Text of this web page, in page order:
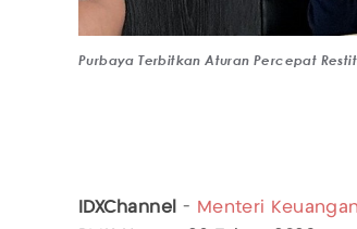
Purbaya Terbitkan Aturan Percepat
IDXChannel - Menteri Keuangan